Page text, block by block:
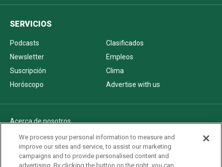
SERVICIOS
Podcasts
Clasificados
Newsletter
Empleos
Suscripción
Clima
Horóscopo
Advertise with us
Acerca de nosotros
Politica de privacidad
Pautas Editoriales
AdChoices
We process your personal information to measure and
improve our sites and service, to assist our marketing
campaigns and to provide personalised content and
advertising. By clicking the button on the right, you can